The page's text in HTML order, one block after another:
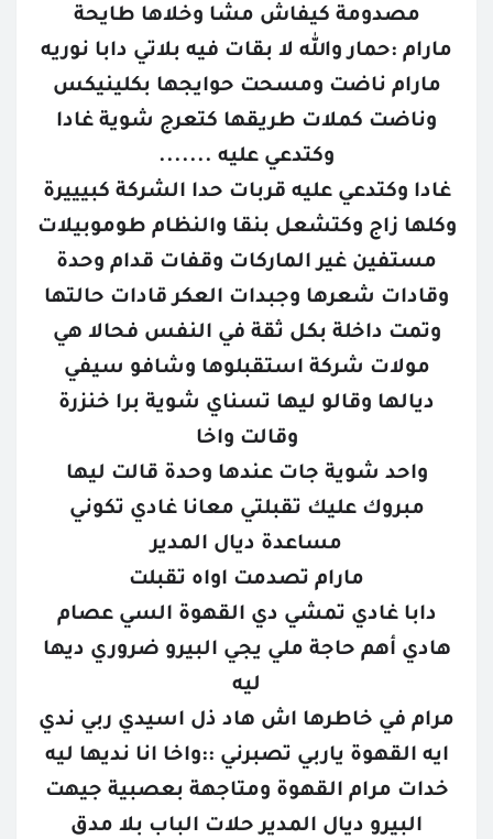
مصدومة كيفاش مشا وخلاها طايحة
مارام :حمار والله لا بقات فيه بلاتي دابا نوريه
مارام ناضت ومسحت حوايجها بكلينيكس
وناضت كملات طريقها كتعرج شوية غادا
وكتدعي عليه .......
غادا وكتدعي عليه قربات حدا الشركة كبيييرة
وكلها زاج وكتشعل بنقا والنظام طوموبيلات
مستفين غير الماركات وقفات قدام وحدة
وقادات شعرها وجبدات العكر قادات حالتها
وتمت داخلة بكل ثقة في النفس فحالا هي
مولات شركة استقبلوها وشافو سيفي
ديالها وقالو ليها تسناي شوية برا خنزرة
وقالت واخا
واحد شوية جات عندها وحدة قالت ليها
مبروك عليك تقبلتي معانا غادي تكوني
مساعدة ديال المدير
مارام تصدمت اواه تقبلت
دابا غادي تمشي دي القهوة السي عصام
هادي أهم حاجة ملي يجي البيرو ضروري ديها
ليه
مرام في خاطرها اش هاد ذل اسيدي ربي ندي
ايه القهوة ياربي تصبرني ::واخا انا نديها ليه
خدات مرام القهوة ومتاجهة بعصبية جيهت
البيرو ديال المدير حلات الباب بلا مدق